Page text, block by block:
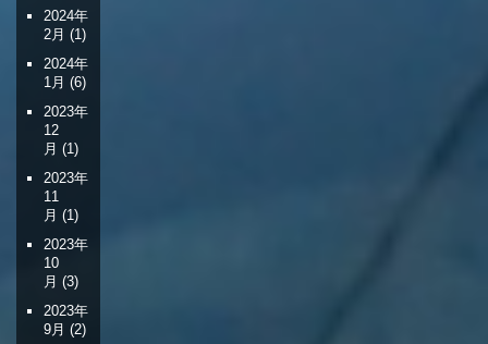
2024年
2月 (1)
2024年
1月 (6)
2023年
12
月 (1)
2023年
11
月 (1)
2023年
10
月 (3)
2023年
9月 (2)